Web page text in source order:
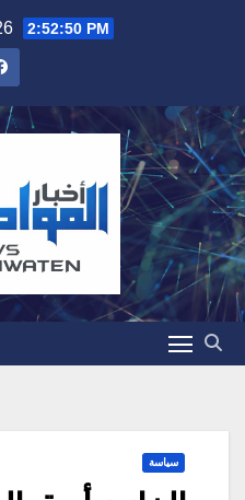
2:52:51 PM
سياسة